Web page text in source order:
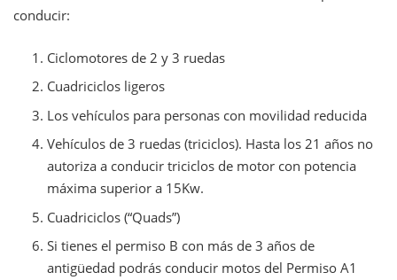
conducir:
Ciclomotores de 2 y 3 ruedas
Cuadriciclos ligeros
Los vehículos para personas con movilidad reducida
Vehículos de 3 ruedas (triciclos). Hasta los 21 años no
autoriza a conducir triciclos de motor con potencia
máxima superior a 15Kw.
Cuadriciclos (“Quads”)
Si tienes el permiso B con más de 3 años de
antigüedad podrás conducir motos del Permiso A1